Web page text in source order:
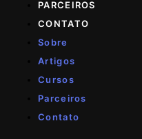
PARCEIROS
CONTATO
Sobre
Artigos
Cursos
Parceiros
Contato